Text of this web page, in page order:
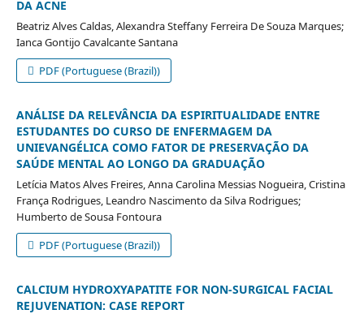
DA ACNE
Beatriz Alves Caldas, Alexandra Steffany Ferreira De Souza Marques;
Ianca Gontijo Cavalcante Santana
PDF (Portuguese (Brazil))
ANÁLISE DA RELEVÂNCIA DA ESPIRITUALIDADE ENTRE
ESTUDANTES DO CURSO DE ENFERMAGEM DA
UNIEVANGÉLICA COMO FATOR DE PRESERVAÇÃO DA
SAÚDE MENTAL AO LONGO DA GRADUAÇÃO
Letícia Matos Alves Freires, Anna Carolina Messias Nogueira, Cristina
França Rodrigues, Leandro Nascimento da Silva Rodrigues;
Humberto de Sousa Fontoura
PDF (Portuguese (Brazil))
CALCIUM HYDROXYAPATITE FOR NON-SURGICAL FACIAL
REJUVENATION: CASE REPORT